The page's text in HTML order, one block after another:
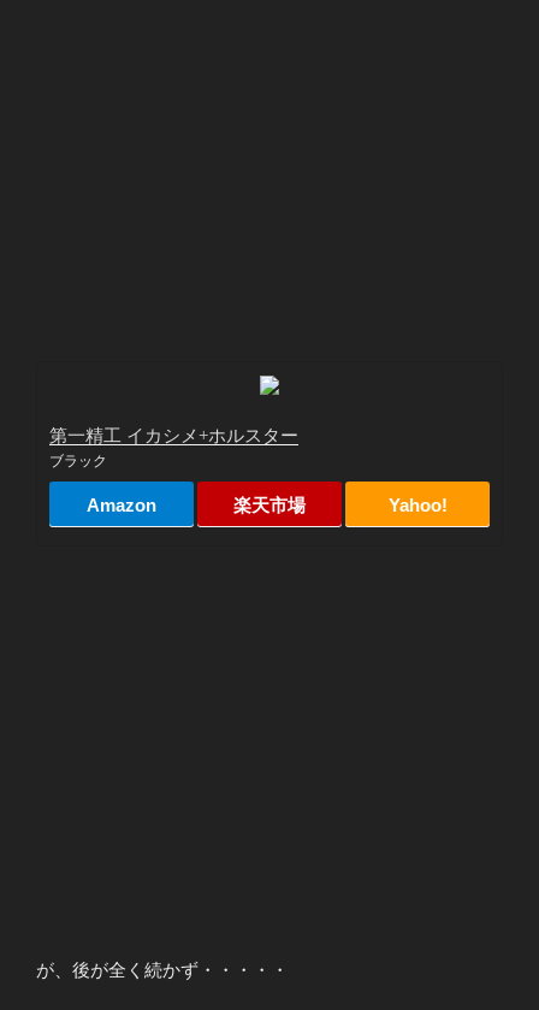
第一精工 イカシメ+ホルスター
ブラック
Amazon 楽天市場 Yahoo!
が、後が全く続かず・・・・・